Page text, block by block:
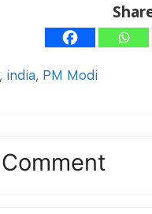
, india, PM Modi